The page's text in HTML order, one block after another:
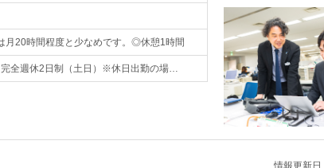
20時間程度と少なめです。◎休憩1時間
全週休2日制（土日）※休日出勤の場…
情報更新日